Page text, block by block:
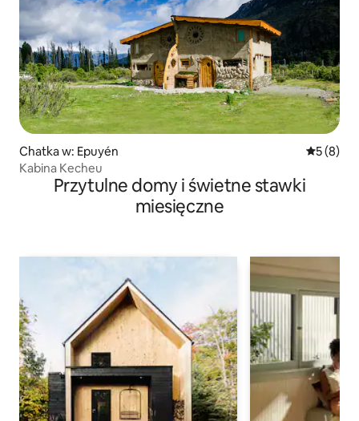
Chatka w: Epuyén Średnia
5 (8)
Kabina Kecheu
Przytulne domy i świetne stawki
miesięczne